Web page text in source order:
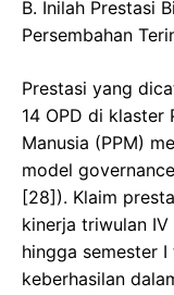
​B. Inilah Prestasi
Persembahan
​Prestasi yang
14 OPD di klaster
Manusia (PPM)
model
[28]). Klaim
kinerja triwulan
hingga semester
keberhasilan